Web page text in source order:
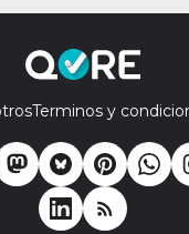
Terminos y